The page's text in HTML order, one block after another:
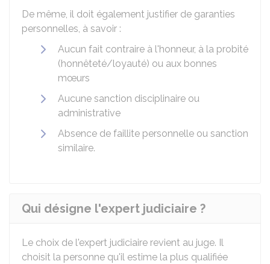
De même, il doit également justifier de garanties
personnelles, à savoir :
Aucun fait contraire à l'honneur, à la probité
(honnêteté/loyauté) ou aux bonnes
mœurs
Aucune sanction disciplinaire ou
administrative
Absence de faillite personnelle ou sanction
similaire.
Qui désigne l'expert judiciaire ?
Le choix de l'expert judiciaire revient au juge. Il
choisit la personne qu'il estime la plus qualifiée